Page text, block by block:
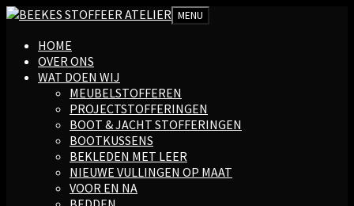
MENU
HOME
OVER ONS
WAT DOEN WIJ
MEUBELSTOFFEREN
PROJECTSTOFFERINGEN
BOOT & JACHT STOFFERINGEN
BOOTKUSSENS
BEKLEDEN MET LEER
NIEUWE VULLINGEN OP MAAT
VOOR EN NA